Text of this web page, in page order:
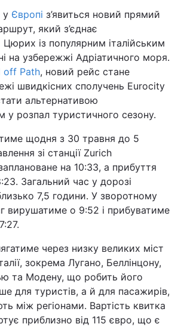
Політика
Світ
Наука
Лайт
Інциденти
Туризм
Погода
Регіони
Статті
Думки
Вакансії
у Європі з’явиться новий прямий
який з’єднає
із популярним італійським
на узбережжі Адріатичного моря.
off Path, новий рейс стане
швидкісних сполучень Eurocity
альтернативою
у розпал туристичного сезону.
щодня з 30 травня до 5
зі станції Zurich
на 10:33, а прибуття
Загальний час у дорозі
7,5 години. У зворотному
вирушатиме о 9:52 і прибуватиме
через низку великих міст
зокрема Лугано, Беллінцону,
та Модену, що робить його
для туристів, а й для пасажирів,
між регіонами. Вартість квитка
приблизно від 115 євро, що є